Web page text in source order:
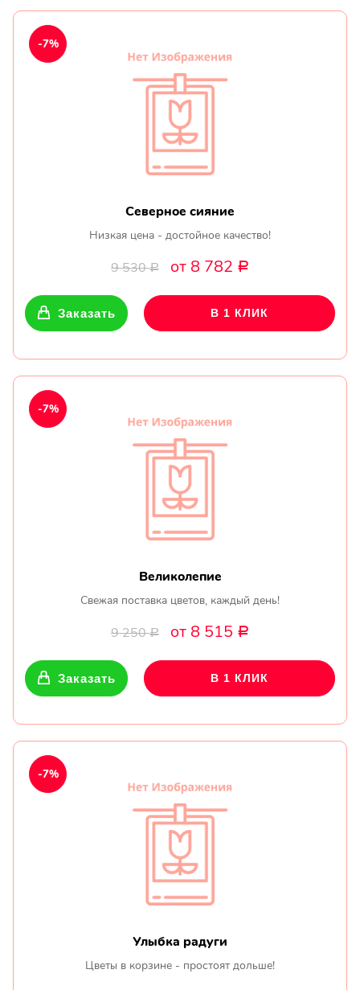
Северное сияние
Низкая цена - достойное качество!
9 530Р от 8 782 Р
-7%
Заказать В 1 КЛИК
Великолепие
Свежая поставка цветов, каждый день!
9 250Р от 8 515 Р
-7%
Заказать В 1 КЛИК
Улыбка радуги
Цветы в корзине - простоят дольше!
-7%